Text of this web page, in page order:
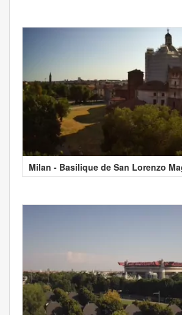
Milan - Basilique de San Lorenzo